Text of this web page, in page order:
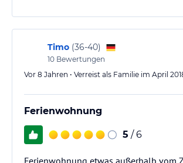
Timo (36-40)
10 Bewertungen
Vor 8 Jahren • Verreist als Familie im April
Ferienwohnung
5 / 6
Ferienwohnung etwas außerhalb vom